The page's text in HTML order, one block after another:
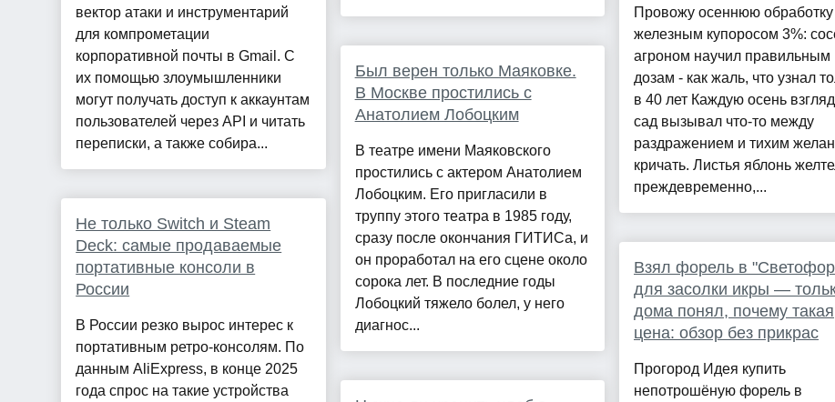
вектор атаки и инструментарий
для компрометации
корпоративной почты в Gmail. С
их помощью злоумышленники
могут получать доступ к аккаунтам
пользователей через API и читать
переписки, а также собира...
Не только Switch и Steam
Deck: самые продаваемые
портативные консоли в
России
В России резко вырос интерес к
портативным ретро-консолям. По
данным AliExpress, в конце 2025
года спрос на такие устройства
Был верен только Маяковке.
В Москве простились с
Анатолием Лобоцким
В театре имени Маяковского
простились с актером Анатолием
Лобоцким. Его пригласили в
труппу этого театра в 1985 году,
сразу после окончания ГИТИСа, и
он проработал на его сцене около
сорока лет. В последние годы
Лобоцкий тяжело болел, у него
диагнос...
Провожу осеннюю обработку
железным купоросом 3%:
агроном научил правильным
дозам - как жаль, что узнал
в 40 лет Каждую осень
сад вызывал что-то между
раздражением и тихим
кричать. Листья яблонь
преждевременно,...
Взял форель в
для засолки икры —
дома понял, почему такая
цена: обзор без прикрас
Прогород Идея купить
непотрошёную форель в